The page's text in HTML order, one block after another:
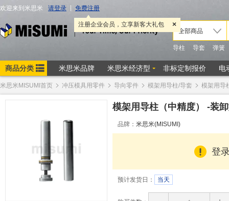
米思米MISUMI首页 冲压模具用零件 导向零件 模架用导柱/导套 模架用导
模架用导柱（中精度） -装
品牌： 米思米(MISUMI)
登
预计发货日： 当天